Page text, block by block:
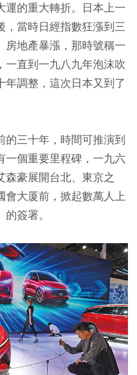
運的重大轉折。日本上一
當時日經指數狂漲到三
房地產暴漲，那時號稱一
一直到一九八九年泡沫吹
年調整，這次日本又到了
的三十年，時間可推演到
個重要里程碑，一九六
豪展開台北、東京之
會大厦前，掀起數萬人上
簽署。